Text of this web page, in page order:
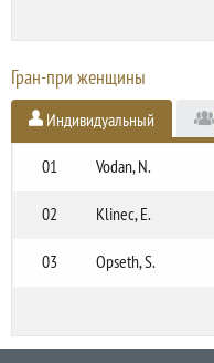
Гран-при женщины
Индивидуальный
01 Vodan, N.
02 Klinec, E.
03 Opseth, S.